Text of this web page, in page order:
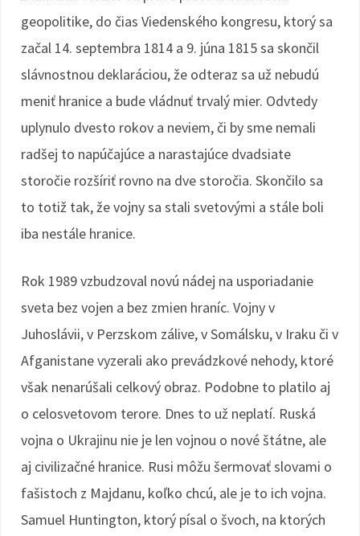
geopolitike, do čias Viedenského kongresu, ktorý sa
začal 14. septembra 1814 a 9. júna 1815 sa skončil
slávnostnou deklaráciou, že odteraz sa už nebudú
meniť hranice a bude vládnuť trvalý mier. Odvtedy
uplynulo dvesto rokov a neviem, či by sme nemali
radšej to napúčajúce a narastajúce dvadsiate
storočie rozšíriť rovno na dve storočia. Skončilo sa
to totiž tak, že vojny sa stali svetovými a stále boli
iba nestále hranice.
Rok 1989 vzbudzoval novú nádej na usporiadanie
sveta bez vojen a bez zmien hraníc. Vojny v
Juhoslávii, v Perzskom zálive, v Somálsku, v Iraku či v
Afganistane vyzerali ako prevádzkové nehody, ktoré
však nenarúšali celkový obraz. Podobne to platilo aj
o celosvetovom terore. Dnes to už neplatí. Ruská
vojna o Ukrajinu nie je len vojnou o nové štátne, ale
aj civilizačné hranice. Rusi môžu šermovať slovami o
fašistoch z Majdanu, koľko chcú, ale je to ich vojna.
Samuel Huntington, ktorý písal o švoch, na ktorých